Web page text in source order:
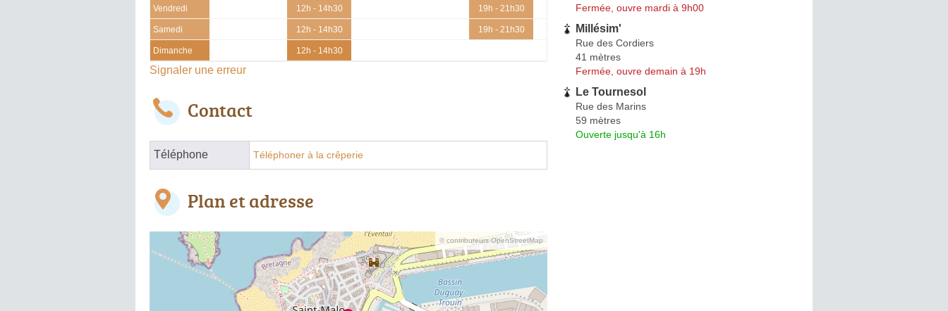
Vendredi 12h - 14h30 19h - 21h30
Samedi 12h - 14h30 19h - 21h30
Dimanche 12h - 14h30
Signaler une erreur
Contact
Téléphone Téléphoner à la crêperie
Plan et adresse
© contributeurs OpenStreetMap
Fermée, ouvre mardi à 9h00
Millésim'
Rue des Cordiers
41 mètres
Fermée, ouvre demain à 19h
Le Tournesol
Rue des Marins
59 mètres
Ouverte jusqu'à 16h